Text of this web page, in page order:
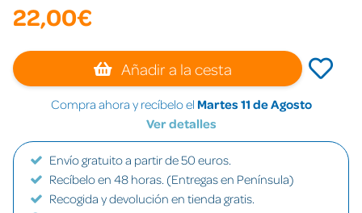
22,00€
Añadir a la cesta
Compra ahora y recíbelo el Martes 11 de Agosto
Ver detalles
Envío gratuito a partir de 50 euros.
Recíbelo en 48 horas. (Entregas en Península)
Recogida y devolución en tienda gratis.